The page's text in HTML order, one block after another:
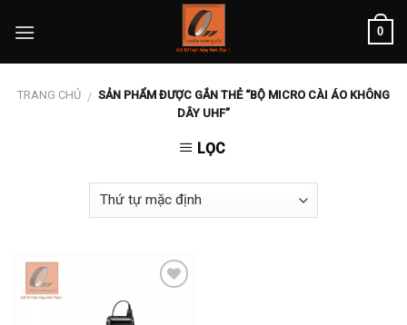
0
TRANG CHỦ / SẢN PHẨM ĐƯỢC GẮN THẺ “BỘ MICRO CÀI ÁO KHÔNG
DÂY UHF”
LỌC